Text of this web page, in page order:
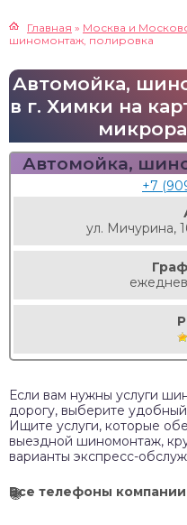
Главная » Москва и
шиномонтаж, полировка
Автомойка,
в г. Химки на
Автомойка,
+7
ул. Мичурина,
Если вам нужны услуги
дорогу, выберите
Ищите услуги, которые
выездной шиномонтаж,
варианты экспресс-
Все телефоны